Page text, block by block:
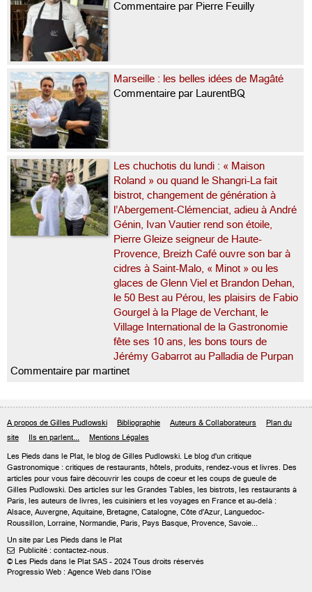
Commentaire par Pierre Feuilly
Marseille : les belles idées de Magâté
Commentaire par LaurentBQ
Les chuchotis du lundi : « Maison
Roland » ou quand le Shangri-La fait
bistrot, changement de génération à
l’Abergement-Clémenciat, adieu à André
Génin, Ivan Vautier rend son étoile,
Pierre Gleize seigneur de Haute-
Provence, Breizh Café ouvre son bar à
cidres à Saint-Malo, « Minot » ou les
glaces de Glenn Viel et Brandon Dehan,
le 50 Best au Pérou, les plaisirs de Fabio
Gourgel à la Plage de Verchant, le
Village International de la Gastronomie
fête ses 10 ans, les bons tours de
Jérémy Gabarrot au Palladia de Purpan
Commentaire par martinet
A propos de Gilles Pudlowski Bibliographie Auteurs & Collaborateurs
Plan du
site
Ils en parlent... Mentions Légales
Les Pieds dans le Plat, le blog de Gilles Pudlowski. Le blog d'un critique
Gastronomique : critiques de restaurants, hôtels, produits, rendez-vous et livres. Des
articles pour vous faire découvrir les coups de coeur et les coups de gueule de
Gilles Pudlowski. Des articles sur les Grandes Tables, les bistrots, les restaurants à
Paris, les auteurs de livres, les cuisiniers et les voyages en France et au-delà :
Alsace, Auvergne, Aquitaine, Bretagne, Catalogne, Côte d'Azur, Languedoc-
Roussillon, Lorraine, Normandie, Paris, Pays Basque, Provence, Savoie...
Un site par Les Pieds dans le Plat
 Publicité : contactez-nous.
© Les Pieds dans le Plat SAS - 2024 Tous droits réservés
Progressio Web : Agence Web dans l'Oise